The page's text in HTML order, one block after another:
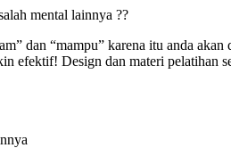
mental lainnya ??
“mampu” karena itu anda akan
Design dan materi pelatihan